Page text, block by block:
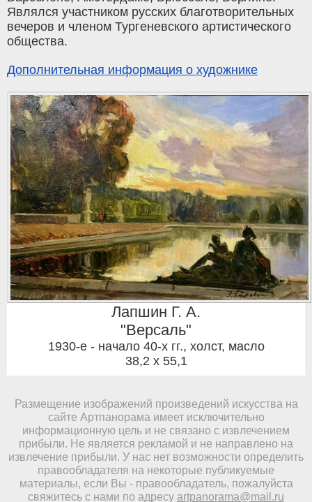
Являлся участником русских благотворительных
вечеров и членом Тургеневского артистического
общества.
Дополнительная информация о художнике
Лапшин Г. А.
"Версаль"
1930-е - начало 40-х гг., холст, масло
38,2 x 55,1
Размещение изображений произведений искусства на
сайте Артпанорама имеет исключительно
информационную цель и не связано с извлечением
прибыли. Не является рекламой и не направлено на
извлечение прибыли. У нас нет возможности определить
правообладателя на некоторые публикуемые
материалы, если Вы - правообладатель, пожалуйста
свяжитесь с нами по адресу artpanorama@mail.ru